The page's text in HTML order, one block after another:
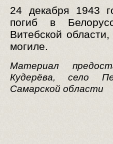
24 декабря 1943
погиб в
Витебской
могиле.
Материал
Кудерёва, село
Самарской области